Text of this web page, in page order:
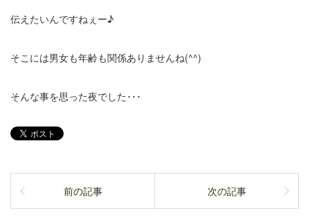
伝えたいんですねぇー♪
そこには男女も年齢も関係ありませんね(^^)
そんな事を思った夜でした･･･
前の記事 次の記事